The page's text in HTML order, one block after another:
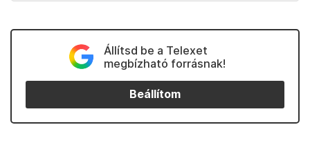
Állítsd be a Telexet
megbízható forrásnak!
Beállítom